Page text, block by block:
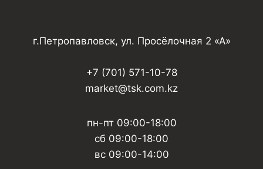
г.Петропавловск, ул. Просёлочная 2 «А»
+7 (701) 571-10-78
market@tsk.com.kz
пн-пт 09:00-18:00
сб 09:00-18:00
вс 09:00-14:00